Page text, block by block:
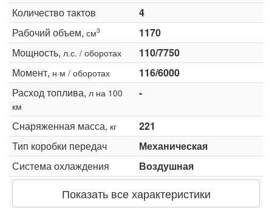
Количество тактов
4
Рабочий объем, см3
1170
Мощность, л.с. / оборотах
110/7750
Момент, н·м / оборотах
116/6000
Расход топлива, л на 100
км
-
Снаряженная масса, кг
221
Тип коробки передач
Механическая
Система охлаждения
Воздушная
Показать все характеристики